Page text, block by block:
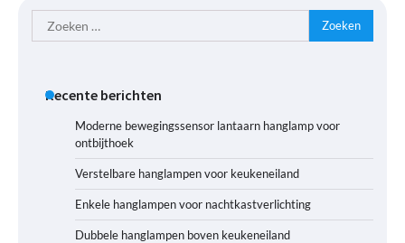
Zoeken
naar:
Recente berichten
Moderne bewegingssensor lantaarn hanglamp voor
ontbijthoek
Verstelbare hanglampen voor keukeneiland
Enkele hanglampen voor nachtkastverlichting
Dubbele hanglampen boven keukeneiland